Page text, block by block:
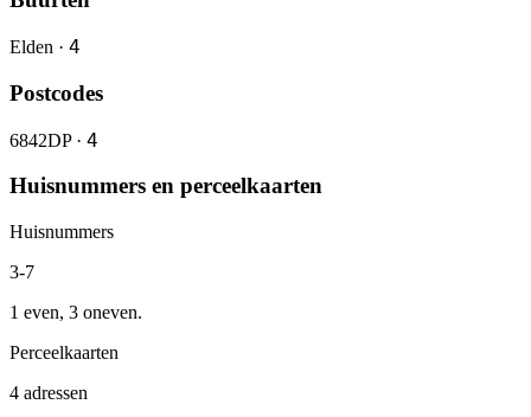
Elden · 4
Postcodes
6842DP · 4
Huisnummers en perceelkaarten
Huisnummers
3-7
1 even, 3 oneven.
Perceelkaarten
4 adressen